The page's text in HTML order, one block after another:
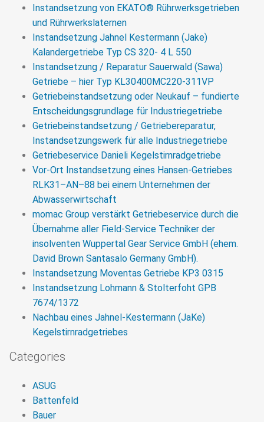
Instandsetzung von EKATO® Rührwerksgetrieben
und Rührwerkslaternen
Instandsetzung Jahnel Kestermann (Jake)
Kalandergetriebe Typ CS 320- 4 L 550
Instandsetzung / Reparatur Sauerwald (Sawa)
Getriebe – hier Typ KL30400MC220-311VP
Getriebeinstandsetzung oder Neukauf – fundierte
Entscheidungsgrundlage für Industriegetriebe
Getriebeinstandsetzung / Getriebereparatur,
Instandsetzungswerk für alle Industriegetriebe
Getriebeservice Danieli Kegelstirnradgetriebe
Vor-Ort Instandsetzung eines Hansen-Getriebes
RLK31–AN–88 bei einem Unternehmen der
Abwasserwirtschaft
momac Group verstärkt Getriebeservice durch die
Übernahme aller Field-Service Techniker der
insolventen Wuppertal Gear Service GmbH (ehem.
David Brown Santasalo Germany GmbH).
Instandsetzung Moventas Getriebe KP3 0315
Instandsetzung Lohmann & Stolterfoht GPB
7674/1372
Nachbau eines Jahnel-Kestermann (JaKe)
Kegelstirnradgetriebes
Categories
ASUG
Battenfeld
Bauer